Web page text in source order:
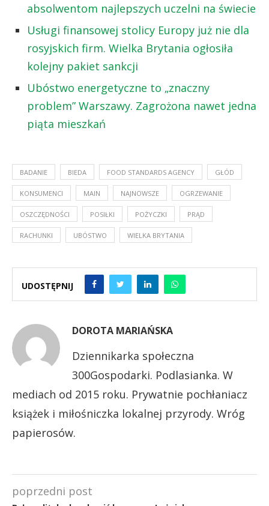
absolwentom najlepszych uczelni na świecie
Usługi finansowej stolicy Europy już nie dla
rosyjskich firm. Wielka Brytania ogłosiła
kolejny pakiet sankcji
Ubóstwo energetyczne to „znaczny
problem” Warszawy. Zagrożona nawet jedna
piąta mieszkań
BADANIE BIEDA FOOD STANDARDS AGENCY GŁÓD
KONSUMENCI MAIN NAJNOWSZE OGRZEWANIE
OSZCZĘDNOŚCI POSIŁKI POŻYCZKI PRĄD
RACHUNKI UBÓSTWO WIELKA BRYTANIA
UDOSTĘPNIJ
DOROTA MARIAŃSKA
Dziennikarka społeczna
300Gospodarki. Podlasianka. W
mediach od 2015 roku. Prywatnie pochłaniacz
książek i miłośniczka lokalnej przyrody. Wróg
papierosów.
poprzedni post